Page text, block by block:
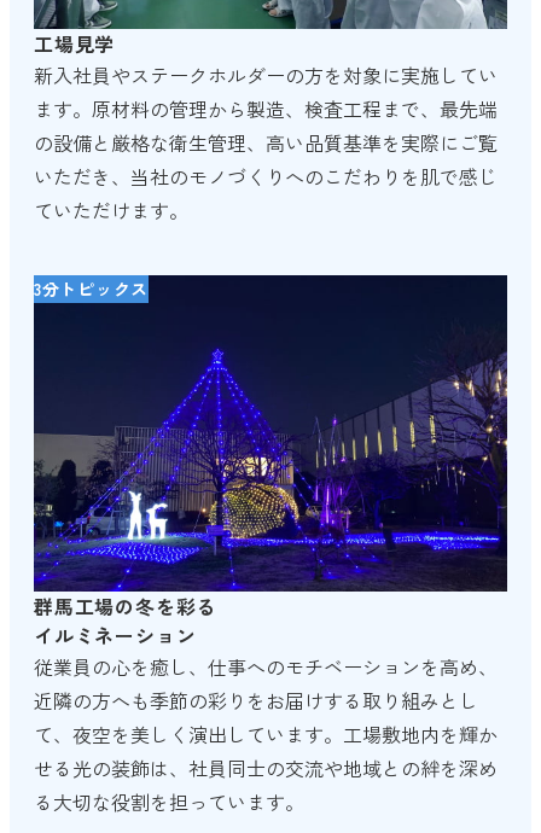
工場見学
新入社員やステークホルダーの方を対象に実施してい
ます。原材料の管理から製造、検査工程まで、最先端
の設備と厳格な衛生管理、高い品質基準を実際にご覧
いただき、当社のモノづくりへのこだわりを肌で感じ
ていただけます。
3分トピックス
群馬工場の冬を彩る
イルミネーション
従業員の心を癒し、仕事へのモチベーションを高め、
近隣の方へも季節の彩りをお届けする取り組みとし
て、夜空を美しく演出しています。工場敷地内を輝か
せる光の装飾は、社員同士の交流や地域との絆を深め
る大切な役割を担っています。